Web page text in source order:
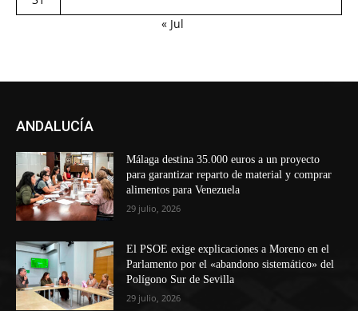
« Jul
ANDALUCÍA
Málaga destina 35.000 euros a un proyecto
para garantizar reparto de material y comprar
alimentos para Venezuela
29 julio, 2026
El PSOE exige explicaciones a Moreno en el
Parlamento por el «abandono sistemático» del
Polígono Sur de Sevilla
29 julio, 2026